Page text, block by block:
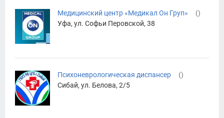
Медицинский центр «Медикал Он Груп» ()
Уфа, ул. Софьи Перовской, 38
Психоневрологическая диспансер ()
Сибай, ул. Белова, 2/5